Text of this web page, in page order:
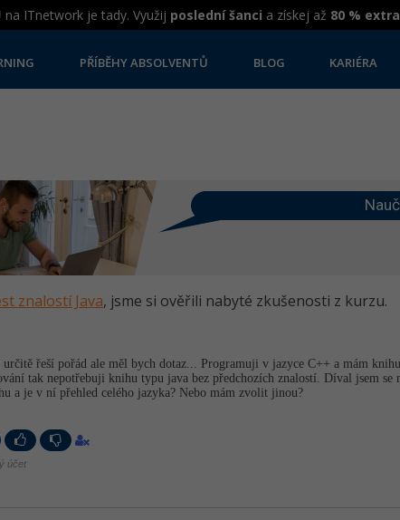
na ITnetwork je tady. Využij poslední šanci a získej až 80 %
PŘÍBĚHY ABSOLVENTŮ BLOG KARIÉRA
znalostí Java, jsme si ověřili nabyté zkušenosti z kurzu.
určitě řeší pořád ale měl bych dotaz... Programuji v jazyce C++ a mám
tak nepotřebuji knihu typu java bez předchozích znalostí. Díval jsem
a je v ní přehled celého jazyka? Nebo mám zvolit jinou?
účet